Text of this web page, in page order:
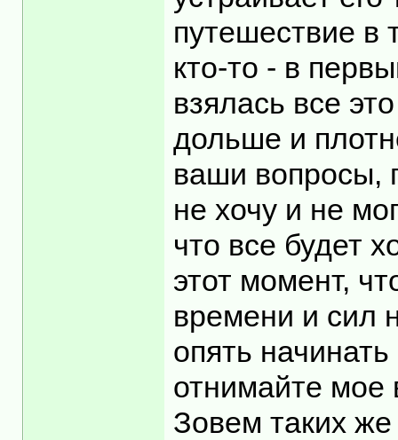
путешествие в
кто-то - в
взялась все
дольше и
ваши вопросы,
не хочу и не
что все будет
этот момент,
времени и сил
опять
отнимайте мое
Зовем таких